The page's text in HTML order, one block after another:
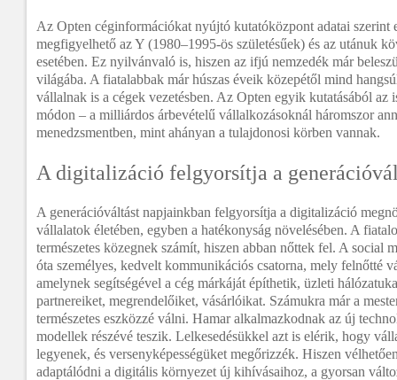
Az Opten céginformációkat nyújtó kutatóközpont adatai szerint
megfigyelhető az Y (1980–1995-ös születésűek) és az utánuk
esetében. Ez nyilvánvaló is, hiszen az ifjú nemzedék már
világába. A fiatalabbak már húszas éveik közepétől mind
vállalnak is a cégek vezetésben. Az Opten egyik kutatásából az
módon – a milliárdos árbevételű vállalkozásoknál háromszor
menedzsmentben, mint ahányan a tulajdonosi körben vannak.
A digitalizáció felgyorsítja a
A generációváltást napjainkban felgyorsítja a digitalizáció
vállalatok életében, egyben a hatékonyság növelésében. A
természetes közegnek számít, hiszen abban nőttek fel. A social
óta személyes, kedvelt kommunikációs csatorna, mely felnőtté
amelynek segítségével a cég márkáját építhetik, üzleti
partnereiket, megrendelőiket, vásárlóikat. Számukra már a
természetes eszközzé válni. Hamar alkalmazkodnak az új
modellek részévé teszik. Lelkesedésükkel azt is elérik, hogy
legyenek, és versenyképességüket megőrizzék. Hiszen
adaptálódni a digitális környezet új kihívásaihoz, a gyorsan